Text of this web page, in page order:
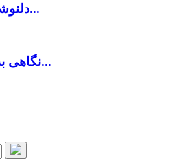
دلنوشته آریا عظیمی‌نژاد برای...
نگاهی به زندگی هنری ناصر عبد...